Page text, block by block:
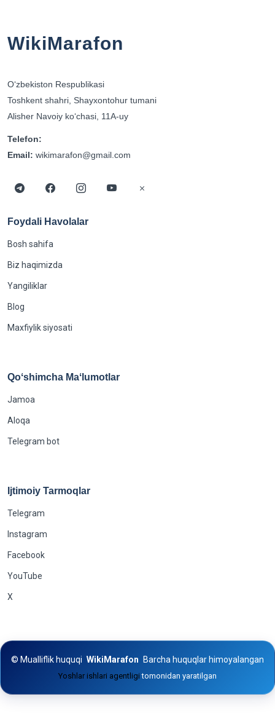
WikiMarafon
Oʻzbekiston Respublikasi
Toshkent shahri, Shayxontohur tumani
Alisher Navoiy koʻchasi, 11A-uy
Telefon:
Email: wikimarafon@gmail.com
Foydali Havolalar
Bosh sahifa
Biz haqimizda
Yangiliklar
Blog
Maxfiylik siyosati
Qoʻshimcha Maʻlumotlar
Jamoa
Aloqa
Telegram bot
Ijtimoiy Tarmoqlar
Telegram
Instagram
Facebook
YouTube
X
© Mualliflik huquqi WikiMarafon Barcha huquqlar himoyalangan
Yoshlar ishlari agentligitomonidan yaratilgan